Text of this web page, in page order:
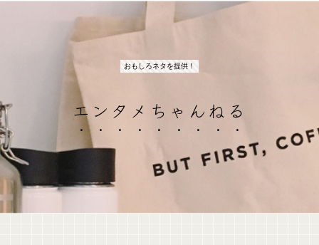
おもしろネタを提供！
エンタメちゃんねる